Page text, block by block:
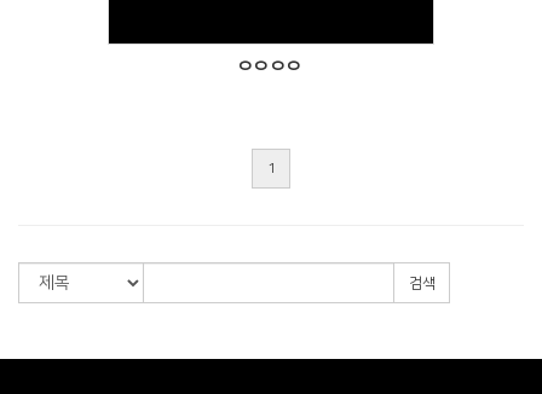
ㅇㅇㅇㅇ
1
검색